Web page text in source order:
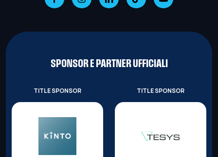
SPONSOR E PARTNER UFFICIALI
TITLE SPONSOR TITLE SPONSOR